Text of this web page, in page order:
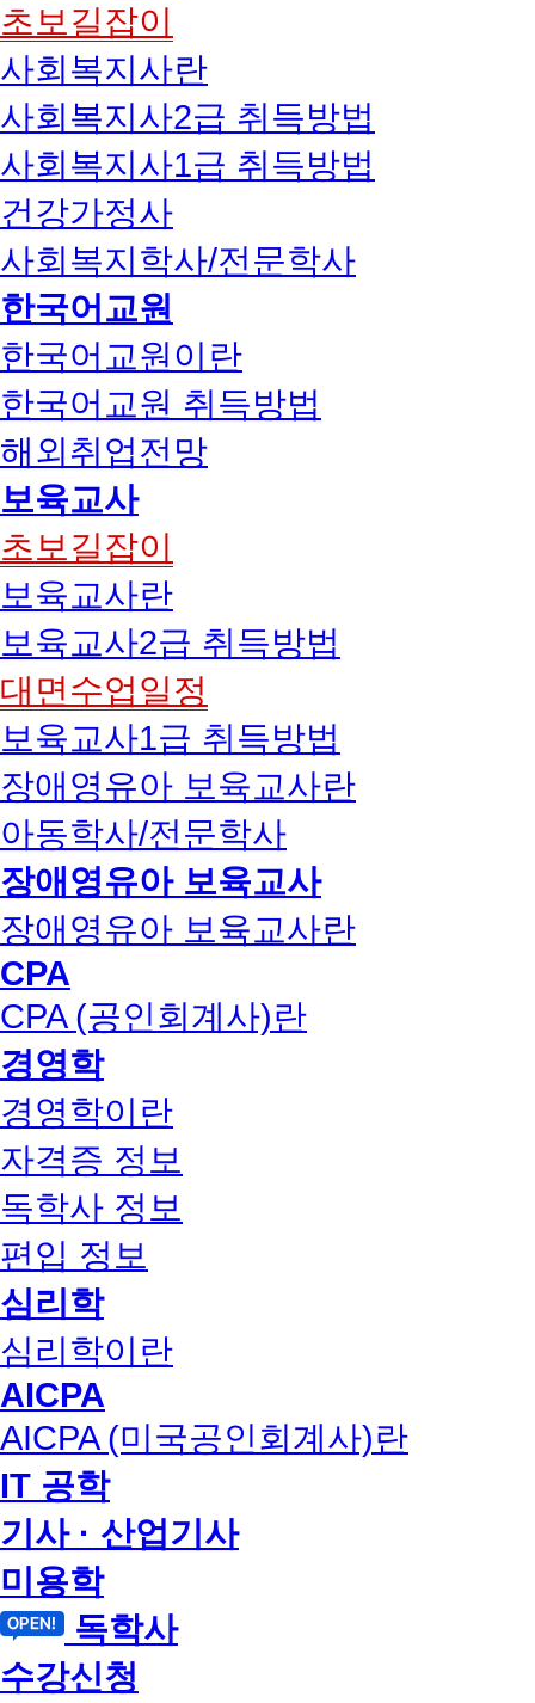
초보길잡이
사회복지사란
사회복지사2급 취득방법
사회복지사1급 취득방법
건강가정사
사회복지학사/전문학사
한국어교원
한국어교원이란
한국어교원 취득방법
해외취업전망
보육교사
초보길잡이
보육교사란
보육교사2급 취득방법
대면수업일정
보육교사1급 취득방법
장애영유아 보육교사란
아동학사/전문학사
장애영유아 보육교사
장애영유아 보육교사란
CPA
CPA (공인회계사)란
경영학
경영학이란
자격증 정보
독학사 정보
편입 정보
심리학
심리학이란
AICPA
AICPA (미국공인회계사)란
IT 공학
기사 · 산업기사
미용학
독학사
수강신청